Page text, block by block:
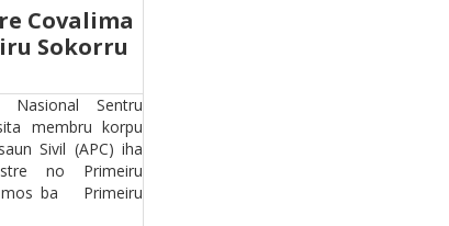
Covalima
Sokorru
Nasional Sentru
membru korpu
Sivil (APC) iha
no Primeiru
mos ba Primeiru